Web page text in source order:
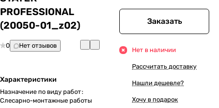
PROFESSIONAL
(20050-01_z02)
0 Нет отзывов
Характеристики
Назначение по виду работ:
Слесарно-монтажные работы
Заказать
Нет в наличии
Рассчитать доставку
Нашли дешевле?
Хочу в подарок